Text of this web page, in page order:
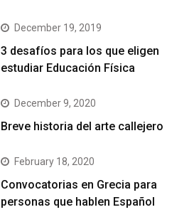
December 19, 2019
3 desafíos para los que eligen
estudiar Educación Física
December 9, 2020
Breve historia del arte callejero
February 18, 2020
Convocatorias en Grecia para
personas que hablen Español